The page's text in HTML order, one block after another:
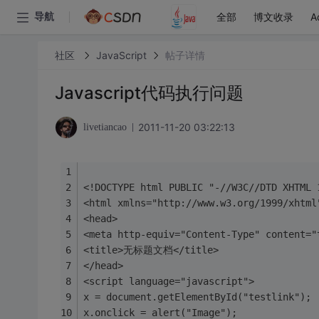
导航 全部 博文收录
社区 JavaScript 帖子详情
Javascript代码执行问题
livetiancao 2011-11-20 03:22:13
<!DOCTYPE html PUBLIC "-//W3C//DTD
<html xmlns="http://www.w3.org/1999/
<head>
<meta http-equiv="Content-Type"
<title>无标题文档</title>
</head>
<script language="javascript">
x = document.getElementById("testlink");
x.onclick = alert("Image");